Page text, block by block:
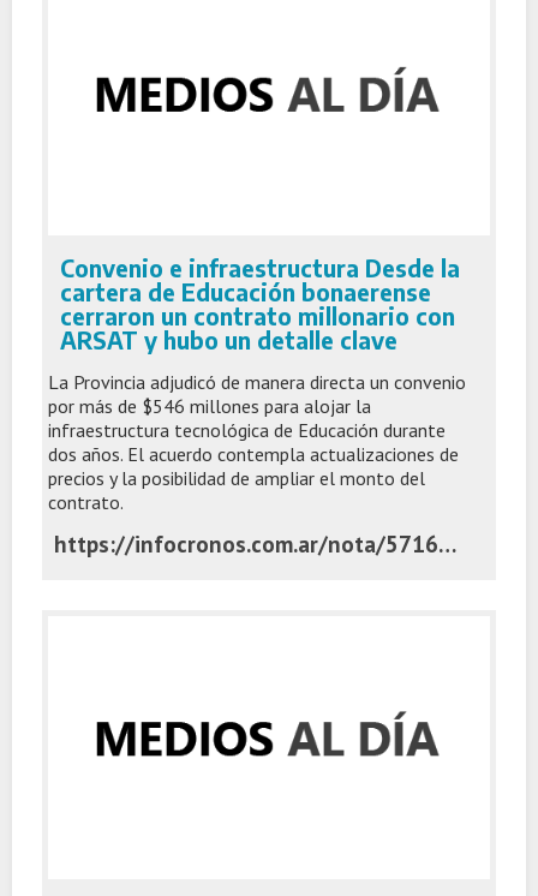
Convenio e infraestructura Desde la
cartera de Educación bonaerense
cerraron un contrato millonario con
ARSAT y hubo un detalle clave
La Provincia adjudicó de manera directa un convenio
por más de $546 millones para alojar la
infraestructura tecnológica de Educación durante
dos años. El acuerdo contempla actualizaciones de
precios y la posibilidad de ampliar el monto del
contrato.
https://infocronos.com.ar/nota/57160/desde-la-cartera-de-educacion-bonaerense-cerraron-un-contrato-millonario-con-arsat-y-hubo-un-detalle-clave/